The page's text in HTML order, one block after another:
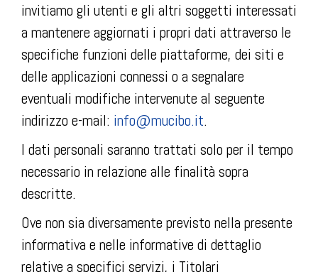
invitiamo gli utenti e gli altri soggetti interessati
a mantenere aggiornati i propri dati attraverso le
specifiche funzioni delle piattaforme, dei siti e
delle applicazioni connessi o a segnalare
eventuali modifiche intervenute al seguente
indirizzo e-mail: info@mucibo.it.
I dati personali saranno trattati solo per il tempo
necessario in relazione alle finalità sopra
descritte.
Ove non sia diversamente previsto nella presente
informativa e nelle informative di dettaglio
relative a specifici servizi, i Titolari